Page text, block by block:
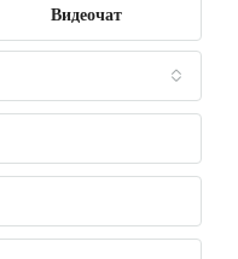
Видеочат